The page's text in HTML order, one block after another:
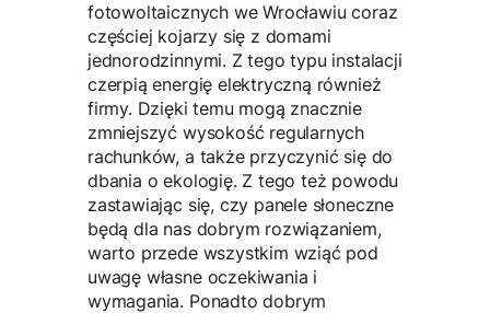
fotowoltaicznych we Wrocławiu coraz
częściej kojarzy się z domami
jednorodzinnymi. Z tego typu instalacji
czerpią energię elektryczną również
firmy. Dzięki temu mogą znacznie
zmniejszyć wysokość regularnych
rachunków, a także przyczynić się do
dbania o ekologię. Z tego też powodu
zastawiając się, czy panele słoneczne
będą dla nas dobrym rozwiązaniem,
warto przede wszystkim wziąć pod
uwagę własne oczekiwania i
wymagania. Ponadto dobrym